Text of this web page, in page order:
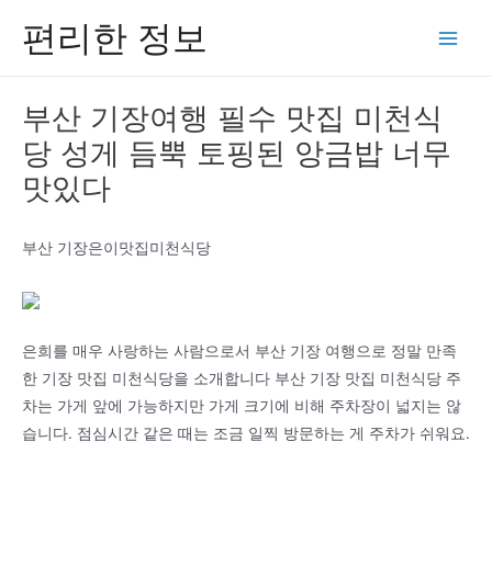
편리한 정보
부산 기장여행 필수 맛집 미천식
당 성게 듬뿍 토핑된 앙금밥 너무
맛있다
부산 기장은이맛집미천식당
은희를 매우 사랑하는 사람으로서 부산 기장 여행으로 정말 만족
한 기장 맛집 미천식당을 소개합니다 부산 기장 맛집 미천식당 주
차는 가게 앞에 가능하지만 가게 크기에 비해 주차장이 넓지는 않
습니다. 점심시간 같은 때는 조금 일찍 방문하는 게 주차가 쉬워요.